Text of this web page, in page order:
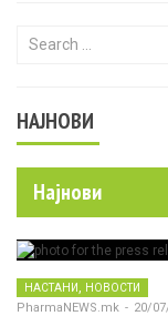
Search for:
НАЈНОВИ
Најнови
НАСТАНИ НОВОСТИ
PharmaNEWS.mk - 20/